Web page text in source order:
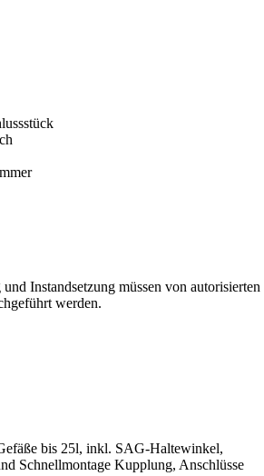
Instandsetzung müssen von autorisierten
werden.
bis 25l, inkl. SAG-Haltewinkel,
Schnellmontage Kupplung, Anschlüsse